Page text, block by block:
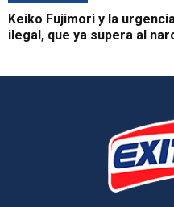
Keiko Fujimori y la
ilegal, que ya supera al